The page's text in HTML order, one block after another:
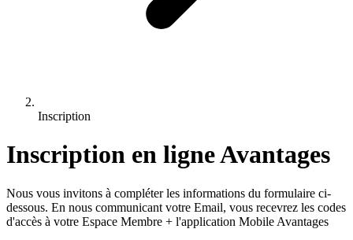
Inscription
Inscription en ligne Avantages
Nous vous invitons à compléter les informations du formulaire ci-
dessous. En nous communicant votre Email, vous recevrez les codes
d'accès à votre Espace Membre + l'application Mobile Avantages